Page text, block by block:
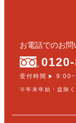
お電話でのお問
受付時間 ▶
※年末年始・盆除く